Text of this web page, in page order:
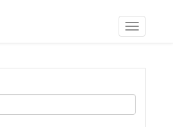
Toggle